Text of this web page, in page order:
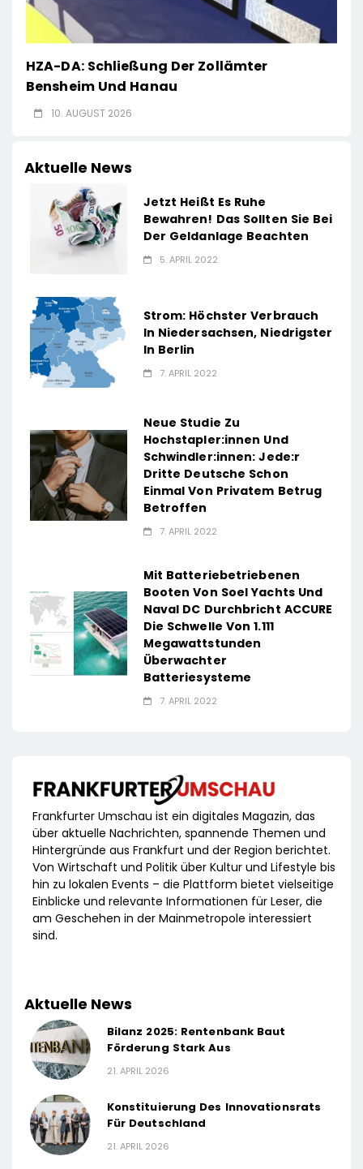
HZA-DA: Schließung Der Zollämter
Bensheim Und Hanau
10. AUGUST 2026
Aktuelle News
Jetzt Heißt Es Ruhe
Bewahren! Das Sollten Sie Bei
Der Geldanlage Beachten
5. APRIL 2022
Strom: Höchster Verbrauch
In Niedersachsen, Niedrigster
In Berlin
7. APRIL 2022
Neue Studie Zu
Hochstapler:innen Und
Schwindler:innen: Jede:r
Dritte Deutsche Schon
Einmal Von Privatem Betrug
Betroffen
7. APRIL 2022
Mit Batteriebetriebenen
Booten Von Soel Yachts Und
Naval DC Durchbricht ACCURE
Die Schwelle Von 1.111
Megawattstunden
Überwachter
Batteriesysteme
7. APRIL 2022
Frankfurter Umschau ist ein digitales Magazin, das
über aktuelle Nachrichten, spannende Themen und
Hintergründe aus Frankfurt und der Region berichtet.
Von Wirtschaft und Politik über Kultur und Lifestyle bis
hin zu lokalen Events – die Plattform bietet vielseitige
Einblicke und relevante Informationen für Leser, die
am Geschehen in der Mainmetropole interessiert
sind.
Aktuelle News
Bilanz 2025: Rentenbank Baut
Förderung Stark Aus
21. APRIL 2026
Konstituierung Des Innovationsrats
Für Deutschland
21. APRIL 2026